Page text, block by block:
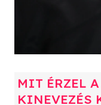
MIT ÉRZEL
KINEVEZÉS